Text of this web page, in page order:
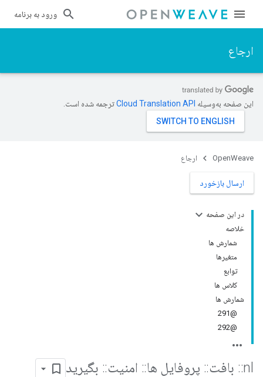
ورود به برنامه
ارجاع
این صفحه به‌وسیله ترجمه شده است.
OpenWeave ارجاع
ارسال بازخورد
در این صفحه
خلاصه
شمارش ها
متغیرها
توابع
کلاس ها
شمارش ها
@291
@292
nl
:: بافت:: پروفایل ها:: امنیت:: بگیرید